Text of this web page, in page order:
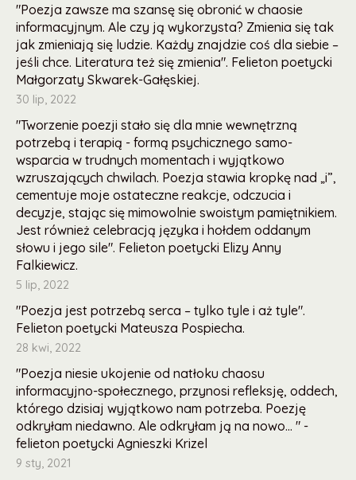
"Poezja zawsze ma szansę się obronić w chaosie
informacyjnym. Ale czy ją wykorzysta? Zmienia się tak
jak zmieniają się ludzie. Każdy znajdzie coś dla siebie –
jeśli chce. Literatura też się zmienia". Felieton poetycki
Małgorzaty Skwarek-Gałęskiej.
30 lip, 2022
"Tworzenie poezji stało się dla mnie wewnętrzną
potrzebą i terapią - formą psychicznego samo-
wsparcia w trudnych momentach i wyjątkowo
wzruszających chwilach. Poezja stawia kropkę nad „i”,
cementuje moje ostateczne reakcje, odczucia i
decyzje, stając się mimowolnie swoistym pamiętnikiem.
Jest również celebracją języka i hołdem oddanym
słowu i jego sile". Felieton poetycki Elizy Anny
Falkiewicz.
5 lip, 2022
"Poezja jest potrzebą serca – tylko tyle i aż tyle".
Felieton poetycki Mateusza Pospiecha.
28 kwi, 2022
"Poezja niesie ukojenie od natłoku chaosu
informacyjno-społecznego, przynosi refleksję, oddech,
którego dzisiaj wyjątkowo nam potrzeba. Poezję
odkryłam niedawno. Ale odkryłam ją na nowo... " -
felieton poetycki Agnieszki Krizel
9 sty, 2021